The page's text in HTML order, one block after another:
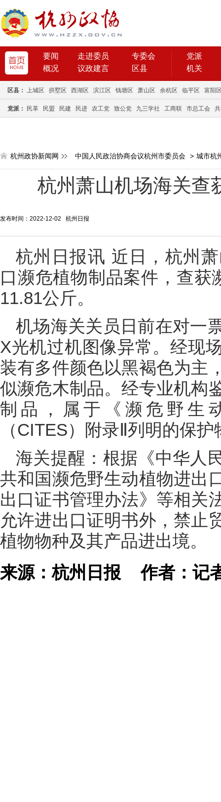
要闻 走进委员
专委会
概况
议政建言 区县
党派
机关
区县： 上城区 拱墅区 西湖区 滨江区 钱塘区 萧山区 余杭区 临平区 富阳
党派： 民革 民盟 民建 民进 农工党 致公党 九三学社 工商联 市总工会
杭州政协新闻网 中国人民政治协商会议杭州市委员会 > 城市杭
杭州萧山机场海关查
发布时间：2022-12-02 杭州日报
杭州日报讯 近日，杭州
口濒危植物制品案件，查获
11.81公斤。
机场海关关员日前在对一
X光机过机图像异常。经现
装有多件颜色以黑褐色为主
似濒危木制品。经专业机构
制品，属于《濒危野生
（CITES）附录Ⅱ列明的保护
海关提醒：根据《中华人
共和国濒危野生动植物进出
出口证书管理办法》等相关
允许进出口证明书外，禁止
植物物种及其产品进出境。
来源：杭州日报作者：记